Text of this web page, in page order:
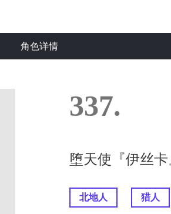
角色详情
337.
堕天使『伊丝
北地人 猎人